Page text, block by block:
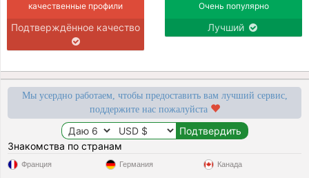
качественные профили
Подтверждённое качество
Очень популярно
Лучший
Мы усердно работаем, чтобы предоставить вам лучший сервис,
поддержите нас пожалуйста
Знакомства по странам
Франция Германия Канада